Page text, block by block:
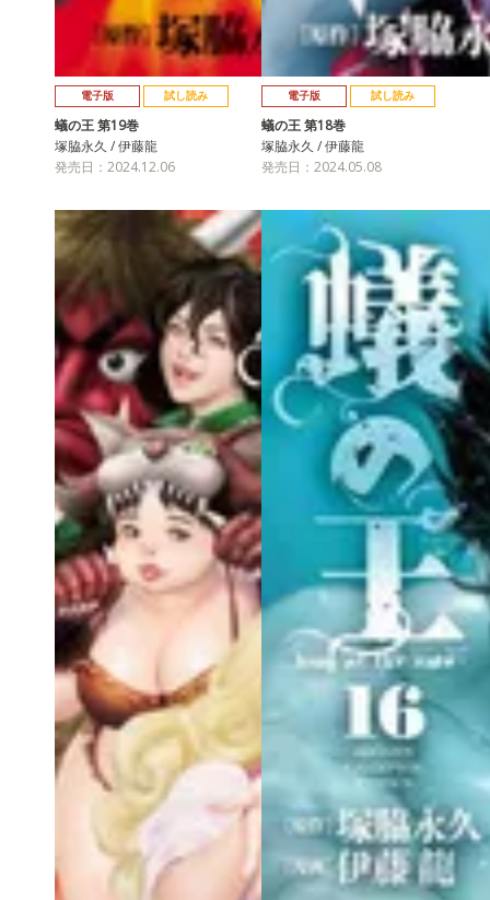
電子版 試し読み
蟻の王 第19巻
塚脇永久 / 伊藤龍
発売日：2024.12.06
電子版 試し読み
蟻の王 第18巻
塚脇永久 / 伊藤龍
発売日：2024.05.08